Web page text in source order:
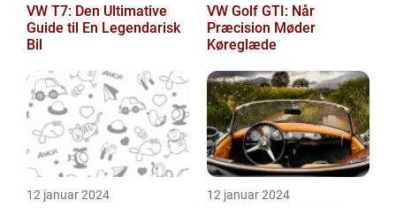
VW T7: Den Ultimative
Guide til En Legendarisk
Bil
VW Golf GTI: Når
Præcision Møder
Køreglæde
12 januar 2024 12 januar 2024